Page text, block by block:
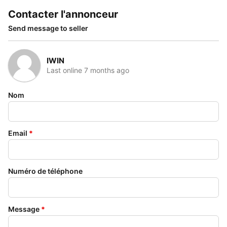
Contacter l'annonceur
Send message to seller
IWIN
Last online 7 months ago
Nom
Email *
Numéro de téléphone
Message *